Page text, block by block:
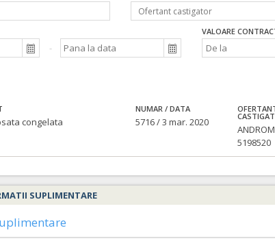
VALOARE
congelata
NUMAR / DATA
5716 / 3 mar. 2020
5198520
SUPLIMENTARE